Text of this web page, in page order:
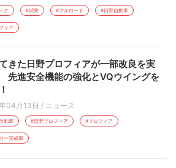
ク #試乗 #フルロード #日野自動車
ィア
きた日野プロフィアが一部改良を実
進安全機能の強化とVQウイングを
04月13日 / ニュース
動車 #日野プロフィア #プロフィア
ー完成車